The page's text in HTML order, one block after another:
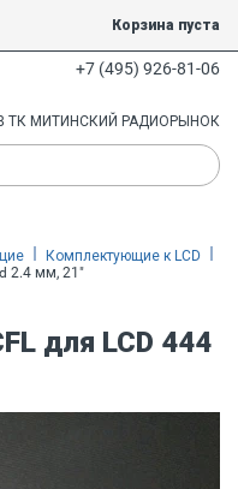
Корзина пуста
+7 (495) 926-81-06
ТК МИТИНСКИЙ РАДИОРЫНОК
Комплектующие к LCD
2.4 мм, 21"
для LCD 444